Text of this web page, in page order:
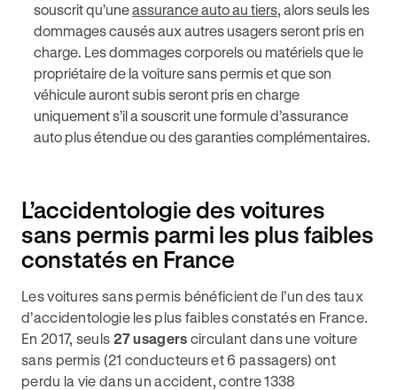
souscrit qu’uneassurance auto au tiers, alors seuls les
dommages causés aux autres usagers seront pris en
charge. Les dommages corporels ou matériels que le
propriétaire de la voiture sans permis et que son
véhicule auront subis seront pris en charge
uniquement s’il a souscrit une formule d’assurance
auto plus étendue ou des garanties complémentaires.
L’accidentologie des voitures
sans permis parmi les plus faibles
constatés en France
Les voitures sans permis bénéficient de l’un des taux
d’accidentologie les plus faibles constatés en France.
En 2017, seuls 27 usagers circulant dans une voiture
sans permis (21 conducteurs et 6 passagers) ont
perdu la vie dans un accident, contre 1338